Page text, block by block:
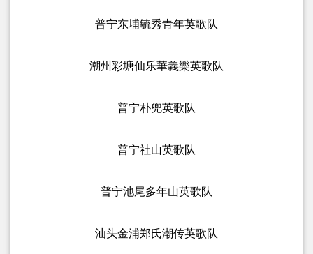
普宁东埔毓秀青年英歌队
潮州彩塘仙乐華義樂英歌队
普宁朴兜英歌队
普宁社山英歌队
普宁池尾多年山英歌队
汕头金浦郑氏潮传英歌队